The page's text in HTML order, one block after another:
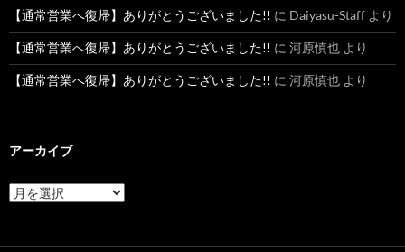
【通常営業へ復帰】ありがとうございました!! に Daiyasu-Staff より
【通常営業へ復帰】ありがとうございました!! に 河原慎也 より
【通常営業へ復帰】ありがとうございました!! に 河原慎也 より
アーカイブ
ア
ー